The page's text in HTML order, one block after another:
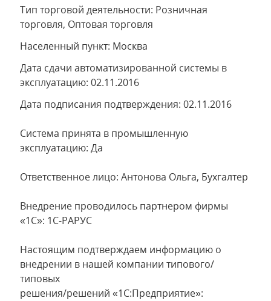
Тип торговой деятельности: Розничная
торговля, Оптовая торговля
Населенный пункт: Москва
Дата сдачи автоматизированной системы в
эксплуатацию: 02.11.2016
Дата подписания подтверждения: 02.11.2016
Система принята в промышленную
эксплуатацию: Да
Ответственное лицо: Антонова Ольга, Бухгалтер
Внедрение проводилось партнером фирмы
«1С»: 1С-РАРУС
Настоящим подтверждаем информацию о
внедрении в нашей компании типового/
типовых
решения/решений «1С:Предприятие»: